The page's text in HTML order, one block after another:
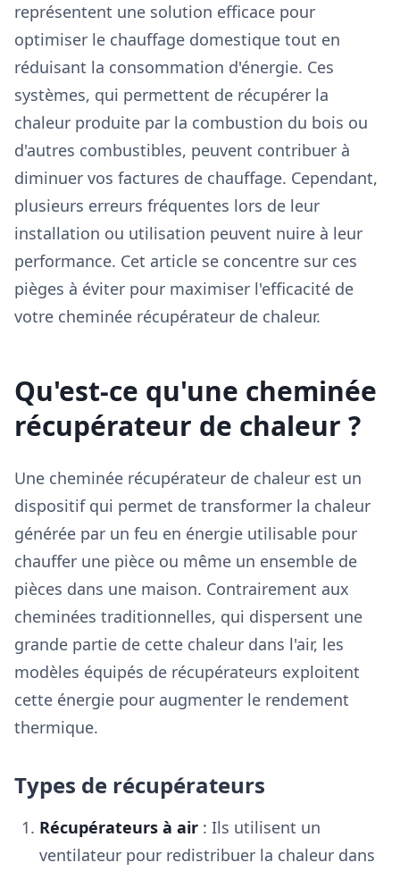
représentent une solution efficace pour
optimiser le chauffage domestique tout en
réduisant la consommation d'énergie. Ces
systèmes, qui permettent de récupérer la
chaleur produite par la combustion du bois ou
d'autres combustibles, peuvent contribuer à
diminuer vos factures de chauffage. Cependant,
plusieurs erreurs fréquentes lors de leur
installation ou utilisation peuvent nuire à leur
performance. Cet article se concentre sur ces
pièges à éviter pour maximiser l'efficacité de
votre cheminée récupérateur de chaleur.
Qu'est-ce qu'une cheminée
récupérateur de chaleur ?
Une cheminée récupérateur de chaleur est un
dispositif qui permet de transformer la chaleur
générée par un feu en énergie utilisable pour
chauffer une pièce ou même un ensemble de
pièces dans une maison. Contrairement aux
cheminées traditionnelles, qui dispersent une
grande partie de cette chaleur dans l'air, les
modèles équipés de récupérateurs exploitent
cette énergie pour augmenter le rendement
thermique.
Types de récupérateurs
Récupérateurs à air : Ils utilisent un
ventilateur pour redistribuer la chaleur dans